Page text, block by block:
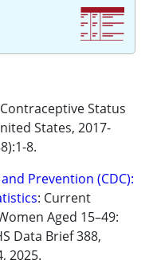
Status
States, 2017-
8.
Prevention (CDC):
: Current
Aged 15–49:
Data Brief 388,
2025.